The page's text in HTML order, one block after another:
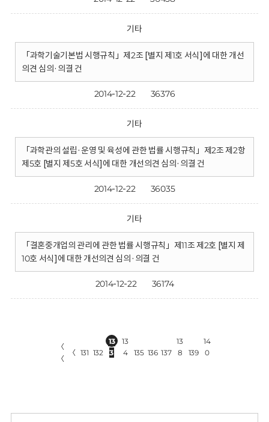
기타
「과학기술기본법 시행규칙」제2조 [별지 제1호 서식]에 대한 개선
의견 심의·의결 건
2014-12-22 36376
기타
「과학관의 설립·운영 및 육성에 관한 법률 시행규칙」제2조 제2항
제5호 [별지 제5호 서식]에 대한 개선의견 심의·의결 건
2014-12-22 36035
기타
「결혼중개업의 관리에 관한 법률 시행규칙」제11조 제2호 [별지 제
10호 서식]에 대한 개선의견 심의·의결 건
2014-12-22 36174
〈
〈
〈 131 132
13
3
13
4
135 136 137
13
8
139
14
0